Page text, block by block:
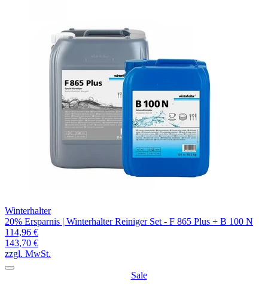
Winterhalter
20% Ersparnis | Winterhalter Reiniger Set - F 865 Plus + B 100 N
114,96 €
143,70 €
zzgl. MwSt.
Sale